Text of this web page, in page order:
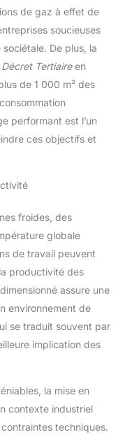
de gaz à effet de
soucieuses
De plus, la
Décret Tertiaireen
de 1 000 m² des
performant est l’un
ces objectifs et
froides, des
globale
de travail peuvent
productivité des
assure une
environnement de
se traduit souvent par
implication des
la mise en
contexte industriel
techniques.